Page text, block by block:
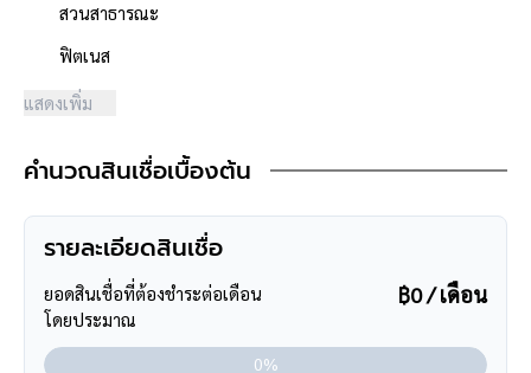
- ผู้พัฒนาโครงการที่มีชื่อเสียง "Property Perfect"
- ถนนโครงการกว้าง 12 เมตร
สาธารณะ
- ใกล้โรงพยาบาลพระนั่งเกล้า ,โรงพยาบาลเกษมราษฎร์ รัตนาธิเบศร์
เทคโนโลยีราชมงคลสุวรรณภูมิ
**การเดินทาง**
- ตัวบ้านห่างถนนหน้าโครงการ 850 เมตร
- หน้าโครงการห่างจากถนนใหญ่ 800 เมตร ถนนรัตนาธิเบศร์
- เข้า-ออกได้หลายเส้นทาง ได้แก่ ถนนรัตนาธิเบศร์, ถนนราชพฤกษ์
สวนสาธารณะ
ฟิตเนส
แสดงเพิ่ม
คำนวณสินเชื่อเบื้องต้น
รายละเอียดสินเชื่อ
ยอดสินเชื่อที่ต้องชำระต่อเดือน
โดยประมาณ
฿0 / เดือน
0%